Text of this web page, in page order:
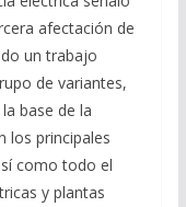
afectación de
un trabajo
de variantes,
base de la
los principales
como todo el
y plantas